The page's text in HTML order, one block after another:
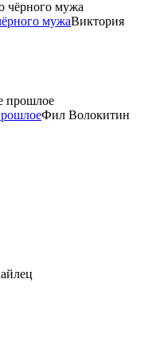
мужаВиктория
Фил Волокитин